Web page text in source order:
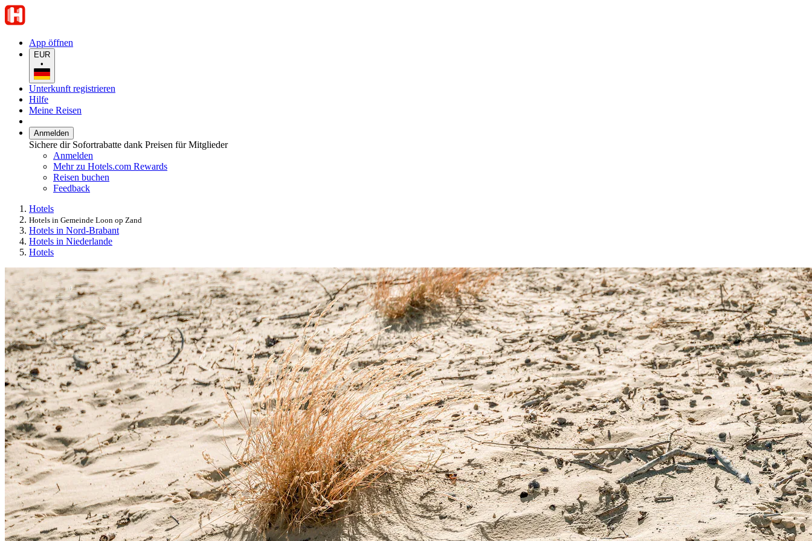
App öffnen
EUR
•
Unterkunft registrieren
Hilfe
Meine Reisen
Anmelden
Sichere dir Sofortrabatte dank Preisen für Mitglieder
Anmelden
Mehr zu Hotels.com Rewards
Reisen buchen
Feedback
Hotels
Hotels in Gemeinde Loon op Zand
Hotels in Nord-Brabant
Hotels in Niederlande
Hotels